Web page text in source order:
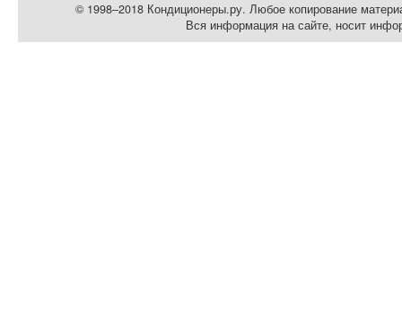
© 1998–2018 Кондиционеры.ру. Любое копирование
Вся информация на сайте, носит